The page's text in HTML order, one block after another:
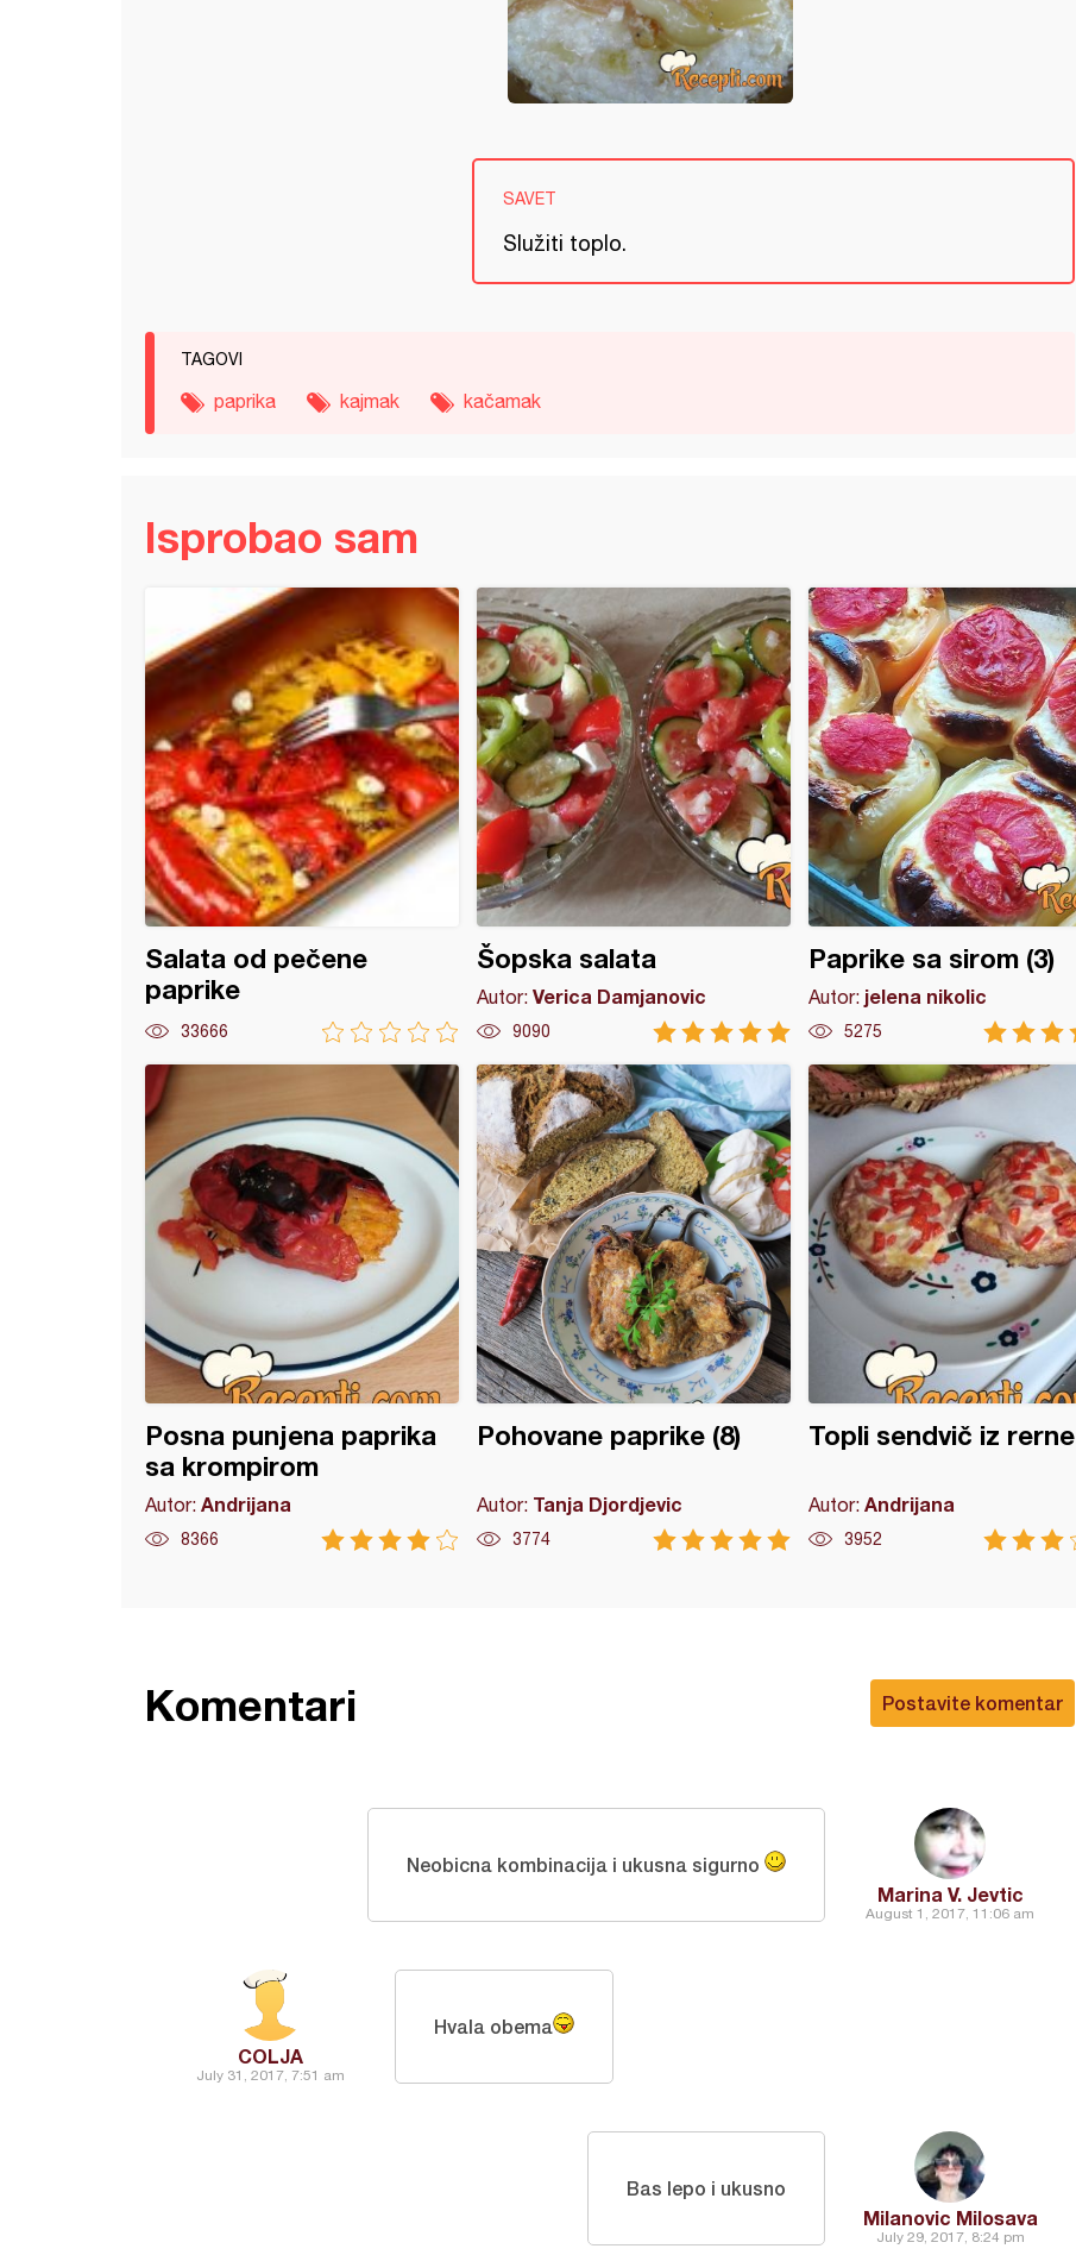
SAVET
Služiti toplo.
TAGOVI
paprika kajmak kačamak
Isprobao sam
Salata od pečene
paprike
33666
Šopska salata
Autor: Verica Damjanovic
9090
Paprike sa sirom (3)
Autor: jelena nikolic
5275
Posna punjena paprika
sa krompirom
Autor: Andrijana
8366
Pohovane paprike (8)
Autor: Tanja Djordjevic
3774
Topli sendvič iz rerne
Autor: Andrijana
3952
Postavite komentar
Komentari
Marina V. Jevtic
August 1, 2017, 11:06 am
Neobicna kombinacija i ukusna sigurno
COLJA
July 31, 2017, 7:51 am
Hvala obema
Milanovic Milosava
July 29, 2017, 8:24 pm
Bas lepo i ukusno